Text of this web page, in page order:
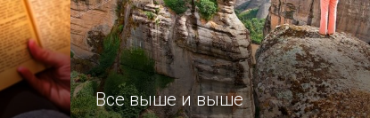
Все выше и выше